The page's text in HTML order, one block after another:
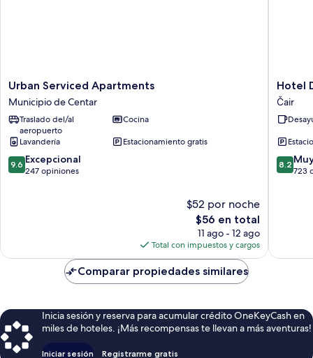
Urban
Serviced
Apartments
Municipio
Centar
Urban Serviced Apartments
Municipio de Centar
Traslado del/al
aeropuerto
Cocina
Lavandería
Estacionamiento gratis
9.6
de
9.6 Excepcional
247 opiniones
$52 por noche
El
precio
actual
es
de
$56
$56 en total
11 ago - 12 ago
Total con impuestos y cargos
Hotel
De
KOKA
Čair
Hotel
Čair
8.2
de
8.2
723
Comparar propiedades similares
Inicia sesión y reserva para acumular crédito OneKeyCash en
miles de hoteles. ¡Más recompensas te llevan a más aventuras!
Iniciar sesión Registrarme gratis